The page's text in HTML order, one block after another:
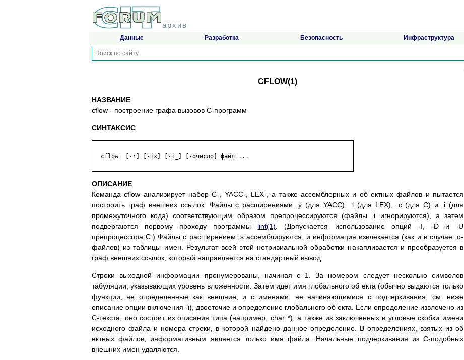
архив
Данные Разработка Безопасность Инфраструктура
CFLOW(1)
НАЗВАНИЕ
cflow - построение графа вызовов C-программ
СИНТАКСИС
  cflow  [-r] [-ix] [-i_] [-dчисло] файл ...
ОПИСАНИЕ
Команда cflow анализирует набор C-, YACC-, LEX-, а также ассемблерных и об ектных файлов и пытается
построить граф внешних ссылок. Файлы с расширениями .y (для YACC), .l (для LEX), .c (для C) и .i (для
промежуточного кода) соответствующим образом препроцессируются (файлы .i игнорируются), а затем
подвергаются первому проходу программы lint(1) . (Допускается использование опций -I, -D и -U
препроцессора C.) Файлы с расширением .s ассемблируются, и информация извлекается (как и в случае .o-
файлов) из таблицы имен. Результат всей этой нетривиальной обработки накапливается и преобразуется в
граф внешних ссылок, который направляется на стандартный вывод.
Строки выходной информации пронумерованы, начиная с 1. За номером следует несколько символов
табуляции, указывающих уровень вложенности. Затем идет имя глобального об екта (обычно выдаются только
функции, не определенные как внешние, и с именами, не начинающимися с подчеркивания; см. ниже
описание опции включения -i), двоеточие и определение глобального об екта. Если определение извлечено из
C-текста, оно состоит из описания типа (например, char *), а также из заключенных в угловые скобки имени
исходного файла и номера строки, в которой найдено данное определение. В определениях, взятых из об
ектных файлов, информативным является только имя файла. Начальные подчеркивания из C-подобных
внешних имен удаляются.